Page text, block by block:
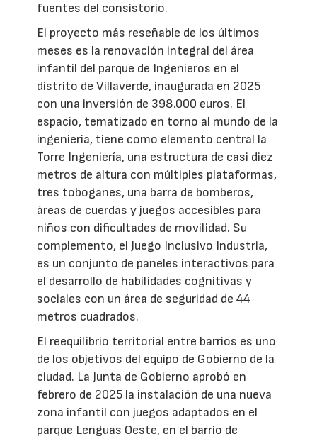
fuentes del consistorio.
El proyecto más reseñable de los últimos
meses es la renovación integral del área
infantil del parque de Ingenieros en el
distrito de Villaverde, inaugurada en 2025
con una inversión de 398.000 euros. El
espacio, tematizado en torno al mundo de la
ingeniería, tiene como elemento central la
Torre Ingeniería, una estructura de casi diez
metros de altura con múltiples plataformas,
tres toboganes, una barra de bomberos,
áreas de cuerdas y juegos accesibles para
niños con dificultades de movilidad. Su
complemento, el Juego Inclusivo Industria,
es un conjunto de paneles interactivos para
el desarrollo de habilidades cognitivas y
sociales con un área de seguridad de 44
metros cuadrados.
El reequilibrio territorial entre barrios es uno
de los objetivos del equipo de Gobierno de la
ciudad. La Junta de Gobierno aprobó en
febrero de 2025 la instalación de una nueva
zona infantil con juegos adaptados en el
parque Lenguas Oeste, en el barrio de